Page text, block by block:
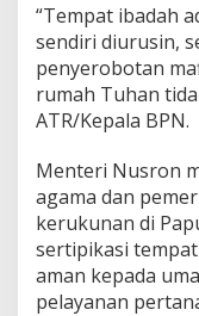
“Tempat ibadah
sendiri diurusin,
penyerobotan
rumah Tuhan
ATR/Kepala BPN.
Menteri Nusron
agama dan
kerukunan di
sertipikasi
aman kepada
pelayanan